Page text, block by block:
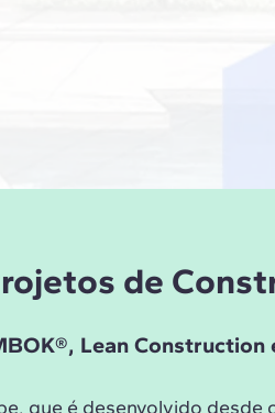
de
Lean
que é desenvolvido